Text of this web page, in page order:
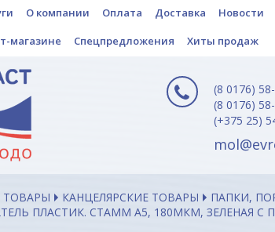
О компании Оплата Доставка Новости
магазине
Спецпредложения Хиты продаж
(8 0176)
(8 0176)
(+375 25)
ТОВАРЫ КАНЦЕЛЯРСКИЕ ТОВАРЫ ПАПКИ,
ПЛАСТИК. СТАММ А5, 180МКМ, ЗЕЛЕНАЯ С